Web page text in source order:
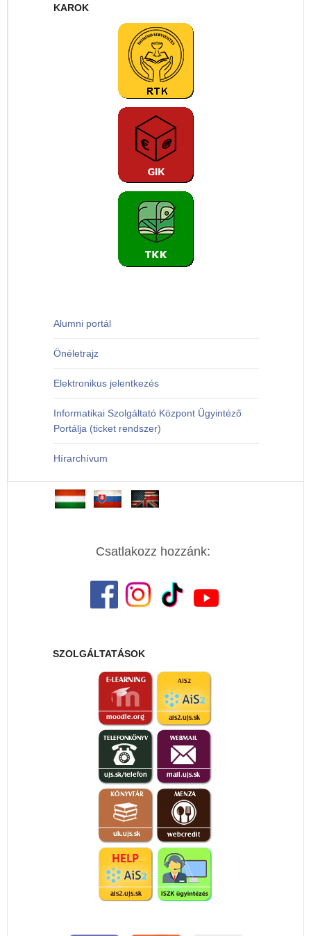
KAROK
Alumni portál
Önéletrajz
Elektronikus jelentkezés
Informatikai Szolgáltató Központ Ügyintéző
Portálja (ticket rendszer)
Hírarchívum
Csatlakozz hozzánk:
SZOLGÁLTATÁSOK